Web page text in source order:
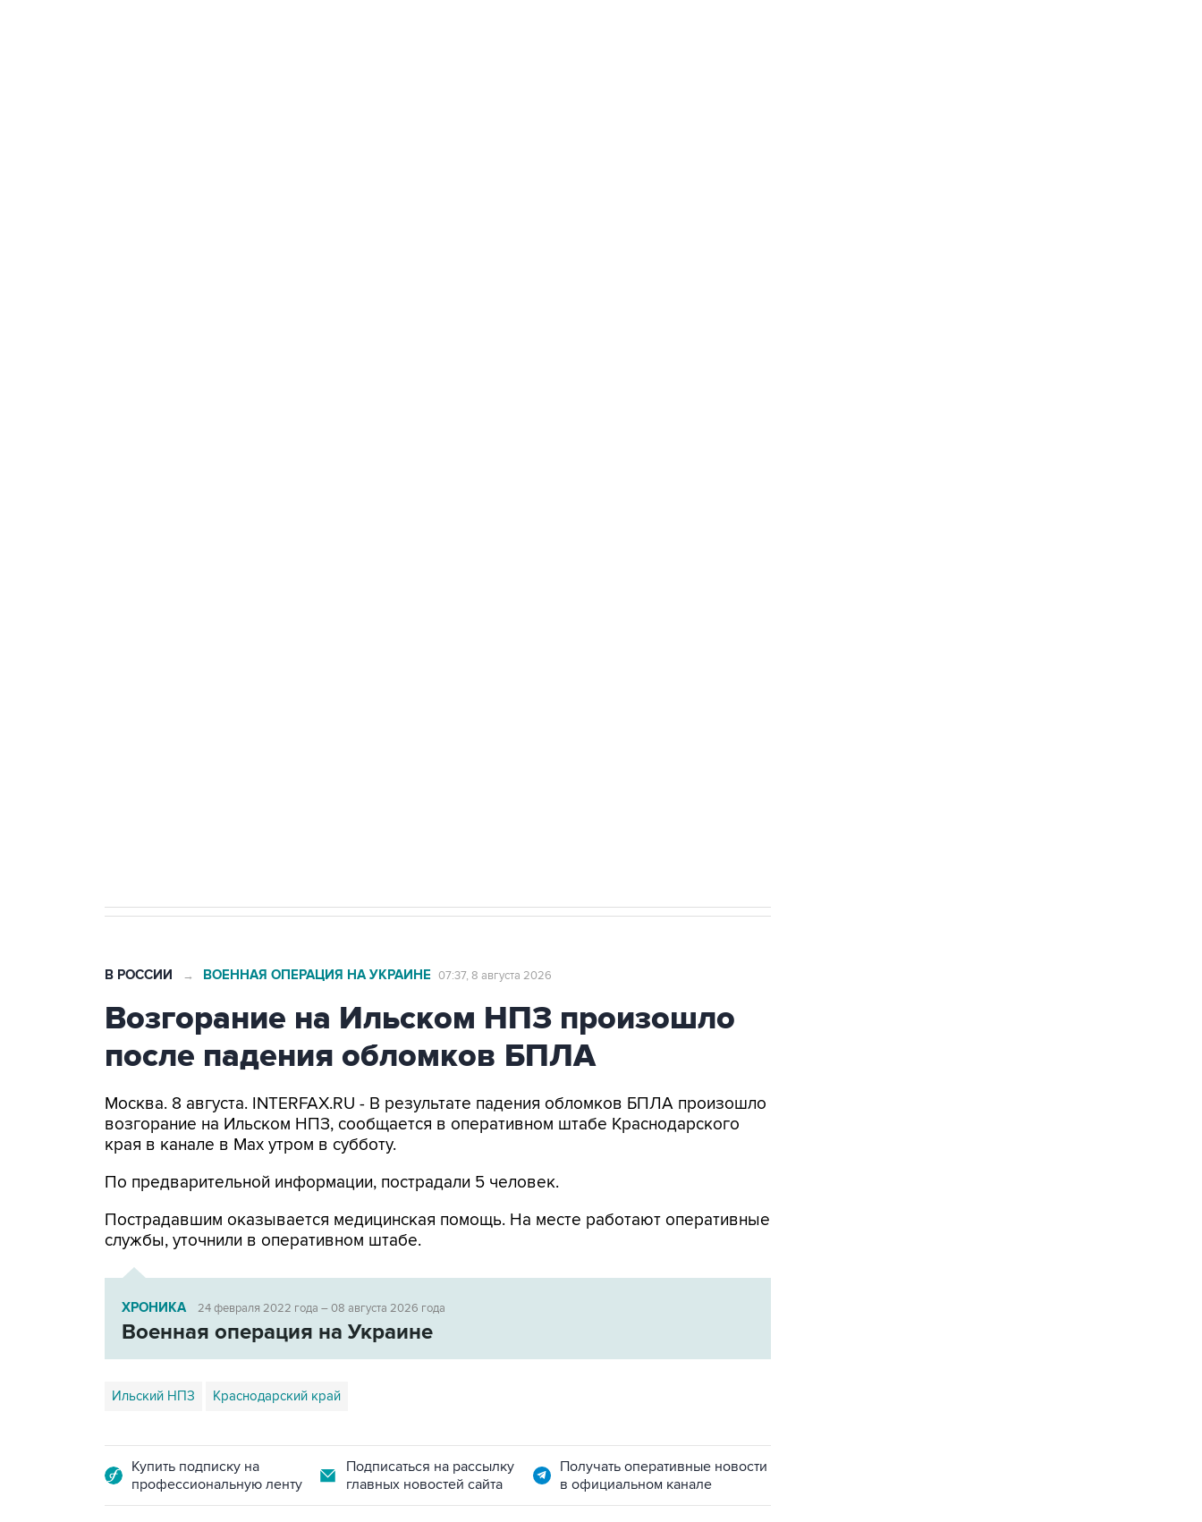
В РОССИИ → ВОЕННАЯ ОПЕРАЦИЯ НА УКРАИНЕ 07:37, 8 августа 2026
Возгорание на Ильском НПЗ произошло
после падения обломков БПЛА
Москва. 8 августа. INTERFAX.RU - В результате падения обломков БПЛА произошло
возгорание на Ильском НПЗ, сообщается в оперативном штабе Краснодарского
края в канале в Max утром в субботу.
По предварительной информации, пострадали 5 человек.
Пострадавшим оказывается медицинская помощь. На месте работают оперативные
службы, уточнили в оперативном штабе.
ХРОНИКА 24 февраля 2022 года – 08 августа 2026 года
Военная операция на Украине
Ильский НПЗ Краснодарский край
Купить подписку на
профессиональную ленту
Подписаться на рассылку
главных новостей сайта
Получать оперативные новости
в официальном канале